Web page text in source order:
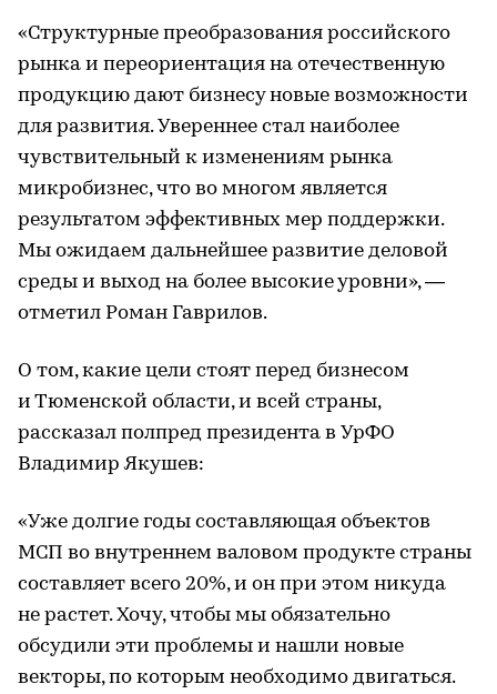
«Структурные преобразования российского
рынка и переориентация на отечественную
продукцию дают бизнесу новые возможности
для развития. Увереннее стал наиболее
чувствительный к изменениям рынка
микробизнес, что во многом является
результатом эффективных мер поддержки.
Мы ожидаем дальнейшее развитие деловой
среды и выход на более высокие уровни», —
отметил Роман Гаврилов.
О том, какие цели стоят перед бизнесом
и Тюменской области, и всей страны,
рассказал полпред президента в УрФО
Владимир Якушев:
«Уже долгие годы составляющая объектов
МСП во внутреннем валовом продукте страны
составляет всего 20%, и он при этом никуда
не растет. Хочу, чтобы мы обязательно
обсудили эти проблемы и нашли новые
векторы, по которым необходимо двигаться.